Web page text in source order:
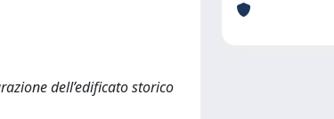
dell’edificato storico